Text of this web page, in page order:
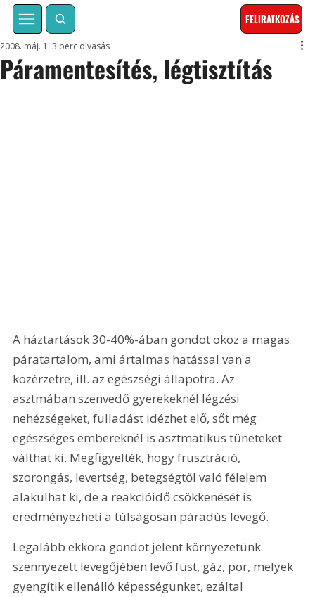
FELIRATKOZÁS
Páramentesítés, légtisztítás
2008. máj. 1. 3 perc olvasás
A háztartások 30-40%-ában gondot okoz a magas
páratartalom, ami ártalmas hatással van a
közérzetre, ill. az egészségi állapotra. Az
asztmában szenvedő gyerekeknél légzési
nehézségeket, fulladást idézhet elő, sőt még
egészséges embereknél is asztmatikus tüneteket
válthat ki. Megfigyelték, hogy frusztráció,
szorongás, levertség, betegségtől való félelem
alakulhat ki, de a reakcióidő csökkenését is
eredményezheti a túlságosan páradús levegő.
Legalább ekkora gondot jelent környezetünk
szennyezett levegőjében levő füst, gáz, por, melyek
gyengítik ellenálló képességünket, ezáltal